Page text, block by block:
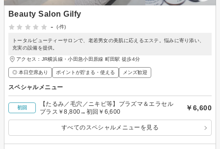
Beauty Salon Gilfy
-
(-件)
トータルビューティーサロンで、老若男女の美肌に応えるエステ。悩みに寄り添い、
充実の設備を提供。
アクセス：JR横浜線・小田急小田原線 町田駅 徒歩4分
◎ 本日空席あり ポイントが貯まる・使える メンズ歓迎
スペシャルメニュー
初回
【たるみ／毛穴／ニキビ等】プラズマ＆エラセル
プラス￥8,800→初回￥6,600
￥6,600
すべてのスペシャルメニューを見る